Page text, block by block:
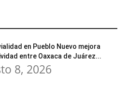
en Pueblo Nuevo mejora
entre Oaxaca de Juárez...
8, 2026